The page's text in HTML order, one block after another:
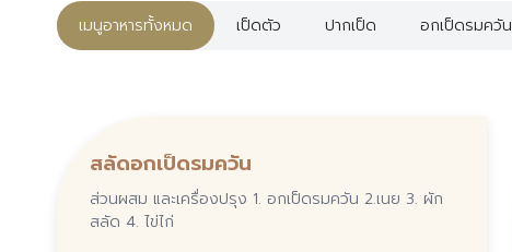
เมนูอาหารทั้งหมด เป็ดตัว ปากเป็ด อกเป็ดรมควัน
สลัดอกเป็ดรมควัน
ส่วนผสม และเครื่องปรุง 1. อกเป็ดรมควัน 2.เนย 3. ผัก
สลัด 4. ไข่ไก่